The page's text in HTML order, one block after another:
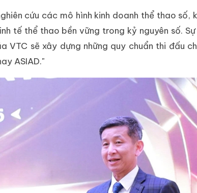
cứu các mô hình kinh doanh thể thao số,
tế thể thao bền vững trong kỷ nguyên số.
VTC sẽ xây dựng những quy chuẩn thi đấu
ASIAD."